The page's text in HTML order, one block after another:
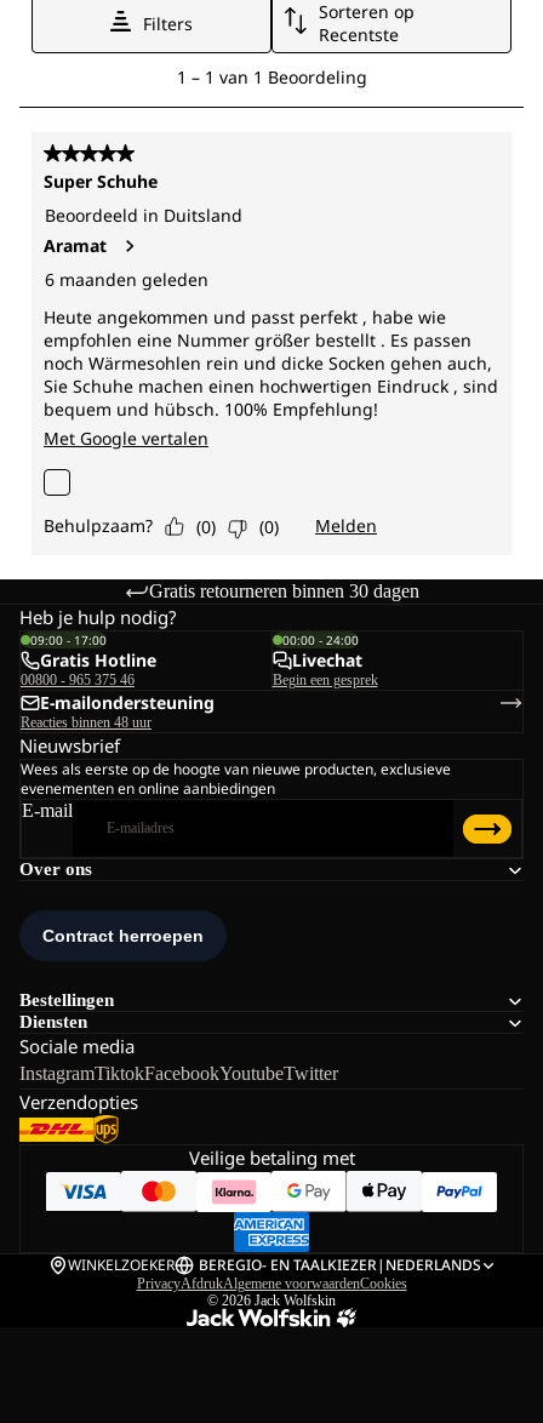
Gratis retourneren binnen 30 dagen
Over ons
Bestellingen
Diensten
Sociale media
InstagramTiktokFacebookYoutubeTwitter
Verzendopties
Heb je hulp nodig?
09:00 - 17:00
Gratis Hotline
00800 - 965 375 46
00:00 - 24:00
Livechat
Begin een gesprek
E-mailondersteuning
Reacties binnen 48 uur
Nieuwsbrief
Wees als eerste op de hoogte van nieuwe producten, exclusieve
evenementen en online aanbiedingen
E-mail
Veilige betaling met
WINKELZOEKER BEREGIO- EN TAALKIEZER| NEDERLANDS
PrivacyAfdrukAlgemene voorwaardenCookies
© 2026 Jack Wolfskin